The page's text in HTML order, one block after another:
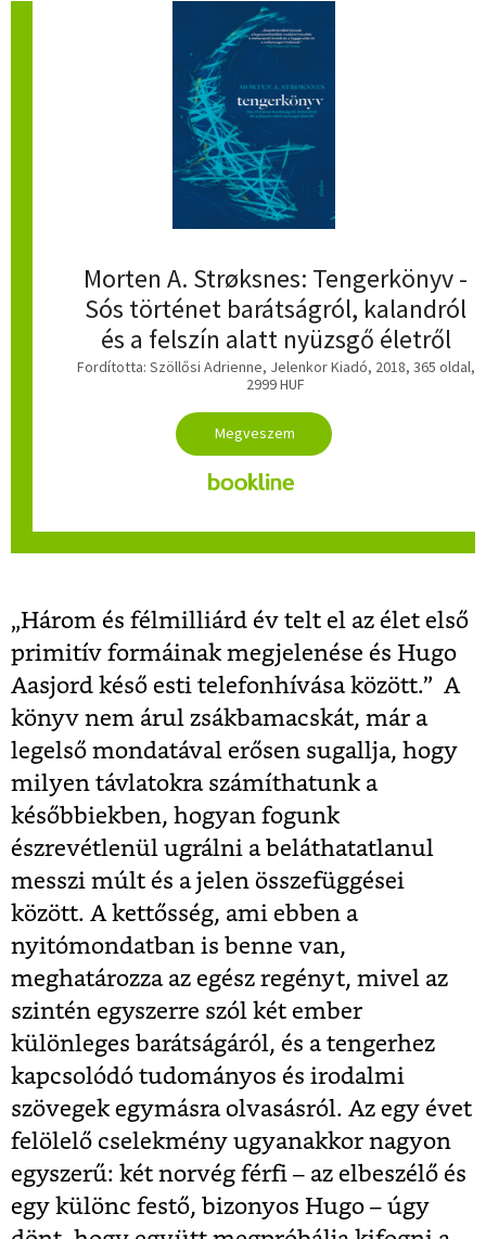
Morten A. Strøksnes: Tengerkönyv -
Sós történet barátságról, kalandról
és a felszín alatt nyüzsgő életről
Fordította: Szöllősi Adrienne, Jelenkor Kiadó, 2018, 365 oldal,
2999 HUF
„Három és félmilliárd év telt el az élet első
primitív formáinak megjelenése és Hugo
Aasjord késő esti telefonhívása között.” A
könyv nem árul zsákbamacskát, már a
legelső mondatával erősen sugallja, hogy
milyen távlatokra számíthatunk a
későbbiekben, hogyan fogunk
észrevétlenül ugrálni a beláthatatlanul
messzi múlt és a jelen összefüggései
között. A kettősség, ami ebben a
nyitómondatban is benne van,
meghatározza az egész regényt, mivel az
szintén egyszerre szól két ember
különleges barátságáról, és a tengerhez
kapcsolódó tudományos és irodalmi
szövegek egymásra olvasásról. Az egy évet
felölelő cselekmény ugyanakkor nagyon
egyszerű: két norvég férfi – az elbeszélő és
egy különc festő, bizonyos Hugo – úgy